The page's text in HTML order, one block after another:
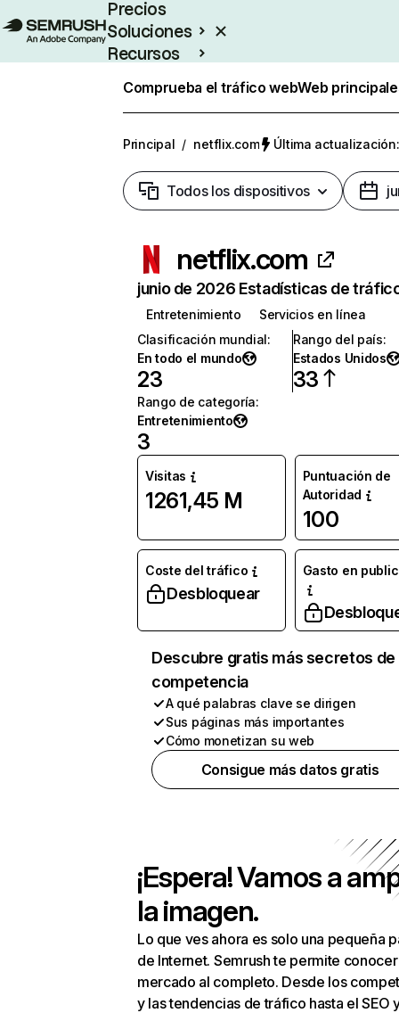
Precios
Soluciones
Recursos
Comprueba el tráfico webWeb
Principal / netflix.com Última
Todos los dispositivos
netflix.com
junio de 2026 Estadísticas de
Entretenimiento
Servicios en línea
Clasificación mundial:
En todo el mundo
23
Rango del país:
Estados Unidos
33
Rango de categoría:
Entretenimiento
3
Visitas
1261,45 M
Puntuación de
Autoridad
100
Coste del tráfico
Desbloquear
Gasto en
Descubre gratis más secretos de
competencia
A qué palabras clave se dirigen
Sus páginas más importantes
Cómo monetizan su web
Consigue más datos gratis
¡Espera! Vamos a
la imagen.
Lo que ves ahora es solo una pequeña
de Internet. Semrush te permite
mercado al completo. Desde los
y las tendencias de tráfico hasta el SEO